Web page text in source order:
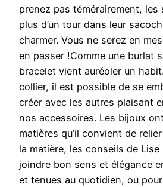
prenez pas témérairement,
plus d’un tour dans leur
charmer. Vous ne serez en
en passer !Comme une burlat
bracelet vient auréoler un
collier, il est possible de se
créer avec les autres plaisant
nos accessoires. Les bijoux
matières qu’il convient de
la matière, les conseils de
joindre bon sens et élégance
et tenues au quotidien, ou